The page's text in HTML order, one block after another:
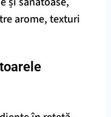
arome, texturi